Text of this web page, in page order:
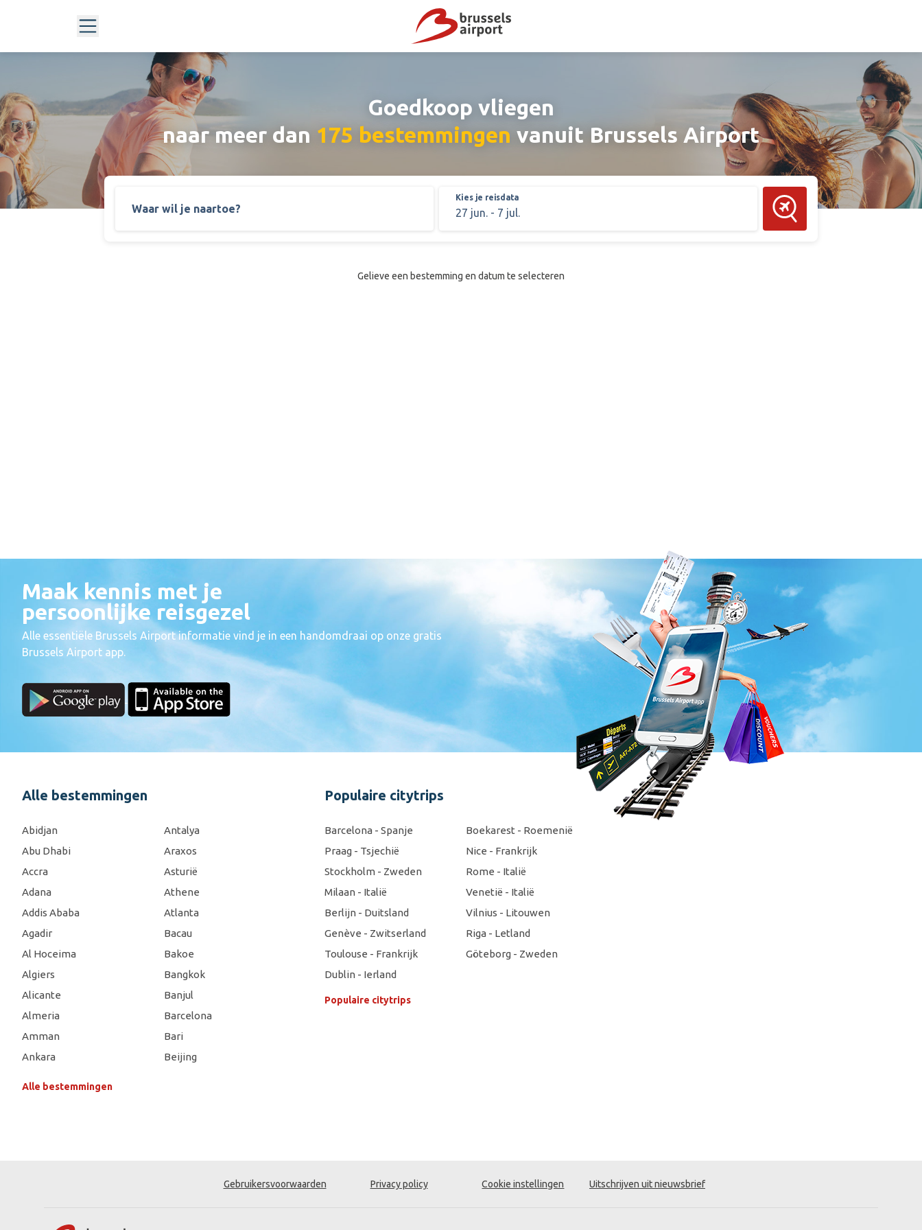
Goedkoop vliegen
naar meer dan 175 bestemmingen vanuit Brussels Airport
Waar wil je naartoe?
Kies je reisdata Zoek vlucht
Gelieve een bestemming en datum te selecteren
Maak kennis met je
persoonlijke reisgezel
Alle essentiële Brussels Airport informatie vind je in een handomdraai op onze gratis
Brussels Airport app.
Alle bestemmingen
Abidjan
Abu Dhabi
Accra
Adana
Addis Ababa
Agadir
Al Hoceima
Algiers
Alicante
Almeria
Amman
Ankara
Antalya
Araxos
Asturië
Athene
Atlanta
Bacau
Bakoe
Bangkok
Banjul
Barcelona
Bari
Beijing
Alle bestemmingen
Populaire citytrips
Barcelona - Spanje
Praag - Tsjechië
Stockholm - Zweden
Milaan - Italië
Berlijn - Duitsland
Genève - Zwitserland
Toulouse - Frankrijk
Dublin - Ierland
Boekarest - Roemenië
Nice - Frankrijk
Rome - Italië
Venetië - Italië
Vilnius - Litouwen
Riga - Letland
Göteborg - Zweden
Populaire citytrips